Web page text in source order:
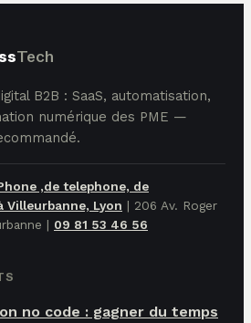
Tech
B2B : SaaS, automatisation,
numérique des PME —
,de telephone, de
Villeurbanne, Lyon | 206 Av. Roger
| 09 81 53 46 56
no code : gagner du temps